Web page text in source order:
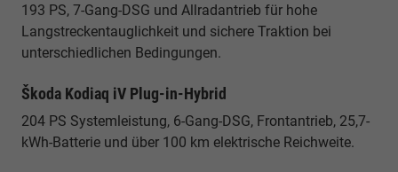
193 PS, 7-Gang-DSG und Allradantrieb für hohe
Langstreckentauglichkeit und sichere Traktion bei
unterschiedlichen Bedingungen.
Škoda Kodiaq iV Plug-in-Hybrid
204 PS Systemleistung, 6-Gang-DSG, Frontantrieb, 25,7-
kWh-Batterie und über 100 km elektrische Reichweite.